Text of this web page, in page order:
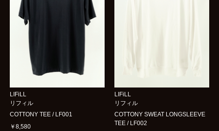
LIFiLL
リフィル
COTTONY TEE / LF001
￥8,580
LIFiLL
リフィル
COTTONY SWEAT LONGSLEEVE
TEE / LF002